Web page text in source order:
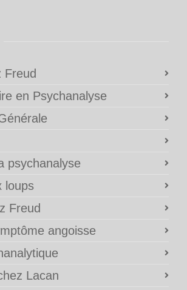
Freud
en Psychanalyse
psychanalyse
loups
Freud
angoisse
Lacan